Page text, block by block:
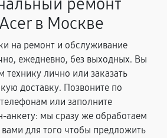
ремонт
в Москве
на ремонт и обслуживание
ежедневно, без выходных. Вы
технику лично или заказать
доставку. Позвоните по
или заполните
анкету: мы сразу же обработаем
для того чтобы предложить